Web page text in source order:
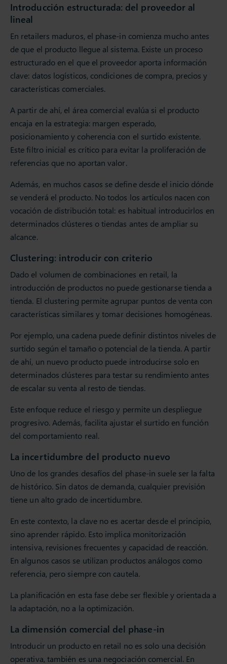
Introducción estructurada: del proveedor al
lineal
En retailers maduros, el phase-in comienza mucho antes
de que el producto llegue al sistema. Existe un proceso
estructurado en el que el proveedor aporta información
clave: datos logísticos, condiciones de compra, precios y
características comerciales.
A partir de ahí, el área comercial evalúa si el producto
encaja en la estrategia: margen esperado,
posicionamiento y coherencia con el surtido existente.
Este filtro inicial es crítico para evitar la proliferación de
referencias que no aportan valor.
Además, en muchos casos se define desde el inicio dónde
se venderá el producto. No todos los artículos nacen con
vocación de distribución total: es habitual introducirlos en
determinados clústeres o tiendas antes de ampliar su
alcance.
Clustering: introducir con criterio
Dado el volumen de combinaciones en retail, la
introducción de productos no puede gestionarse tienda a
tienda. El clustering permite agrupar puntos de venta con
características similares y tomar decisiones homogéneas.
Por ejemplo, una cadena puede definir distintos niveles de
surtido según el tamaño o potencial de la tienda. A partir
de ahí, un nuevo producto puede introducirse solo en
determinados clústeres para testar su rendimiento antes
de escalar su venta al resto de tiendas.
Este enfoque reduce el riesgo y permite un despliegue
progresivo. Además, facilita ajustar el surtido en función
del comportamiento real.
La incertidumbre del producto nuevo
Uno de los grandes desafíos del phase-in suele ser la falta
de histórico. Sin datos de demanda, cualquier previsión
tiene un alto grado de incertidumbre.
En este contexto, la clave no es acertar desde el principio,
sino aprender rápido. Esto implica monitorización
intensiva, revisiones frecuentes y capacidad de reacción.
En algunos casos se utilizan productos análogos como
referencia, pero siempre con cautela.
La planificación en esta fase debe ser flexible y orientada a
la adaptación, no a la optimización.
La dimensión comercial del phase-in
Introducir un producto en retail no es solo una decisión
operativa, también es una negociación comercial. En